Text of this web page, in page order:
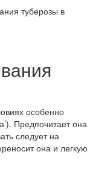
туберозы в
особенно
Предпочитает она
следует на
она и легкую